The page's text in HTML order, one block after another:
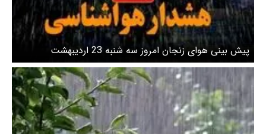
پیش بینی هوای زنجان امروز سه شنبه 23 اردیبهشت